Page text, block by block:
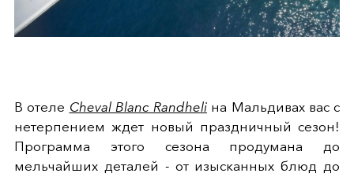
В отеле Cheval Blanc Randheli на Мальдивах вас с
нетерпением ждет новый праздничный сезон!
Программа этого сезона продумана до
мельчайших деталей - от изысканных блюд до